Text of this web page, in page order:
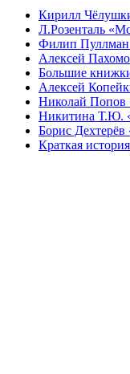
Кирилл
Л.Розенталь
Филип Пуллман
Алексей
Большие
Алексей
Николай Попов
Никитина Т.Ю.
Борис
Краткая